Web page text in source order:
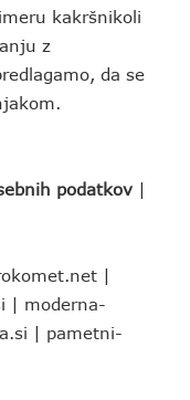
kakršnikoli
z
da se
podatkov |
|
| moderna-
| pametni-